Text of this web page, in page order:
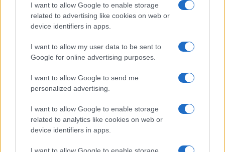
I want to allow Google to enable storage
related to advertising like cookies on web or
device identifiers in apps.
I want to allow my user data to be sent to
Google for online advertising purposes.
I want to allow Google to send me
personalized advertising.
I want to allow Google to enable storage
related to analytics like cookies on web or
device identifiers in apps.
I want to allow Google to enable storage
questione della sicurezza
stradale
10 ore fa
PIÙ LETTE
Carburanti adulterati a Roma: sicurezza
stradale a rischio tra indifferenza e
irresponsabilità
Incendio al Trullo: paura e caos in un